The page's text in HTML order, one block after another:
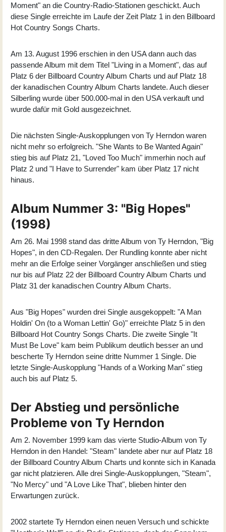
Moment" an die Country-Radio-Stationen geschickt. Auch
diese Single erreichte im Laufe der Zeit Platz 1 in den Billboard
Hot Country Songs Charts.
Am 13. August 1996 erschien in den USA dann auch das
passende Album mit dem Titel "Living in a Moment", das auf
Platz 6 der Billboard Country Album Charts und auf Platz 18
der kanadischen Country Album Charts landete. Auch dieser
Silberling wurde über 500.000-mal in den USA verkauft und
wurde dafür mit Gold ausgezeichnet.
Die nächsten Single-Auskopplungen von Ty Herndon waren
nicht mehr so erfolgreich. "She Wants to Be Wanted Again"
stieg bis auf Platz 21, "Loved Too Much" immerhin noch auf
Platz 2 und "I Have to Surrender" kam über Platz 17 nicht
hinaus.
Album Nummer 3: "Big Hopes"
(1998)
Am 26. Mai 1998 stand das dritte Album von Ty Herndon, "Big
Hopes", in den CD-Regalen. Der Rundling konnte aber nicht
mehr an die Erfolge seiner Vorgänger anschließen und stieg
nur bis auf Platz 22 der Billboard Country Album Charts und
Platz 31 der kanadischen Country Album Charts.
Aus "Big Hopes" wurden drei Single ausgekoppelt: "A Man
Holdin' On (to a Woman Lettin' Go)" erreichte Platz 5 in den
Billboard Hot Country Songs Charts. Die zweite Single "It
Must Be Love" kam beim Publikum deutlich besser an und
bescherte Ty Herndon seine dritte Nummer 1 Single. Die
letzte Single-Auskopplung "Hands of a Working Man" stieg
auch bis auf Platz 5.
Der Abstieg und persönliche
Probleme von Ty Herndon
Am 2. November 1999 kam das vierte Studio-Album von Ty
Herndon in den Handel: "Steam" landete aber nur auf Platz 18
der Billboard Country Album Charts und konnte sich in Kanada
gar nicht platzieren. Alle drei Single-Auskopplungen, "Steam",
"No Mercy" und "A Love Like That", blieben hinter den
Erwartungen zurück.
2002 startete Ty Herndon einen neuen Versuch und schickte